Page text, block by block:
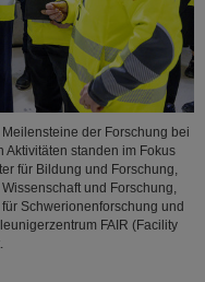
der Forschung bei
Aktivitäten standen im Fokus
für Bildung und Forschung,
und Forschung,
Schwerionenforschung und
FAIR (Facility